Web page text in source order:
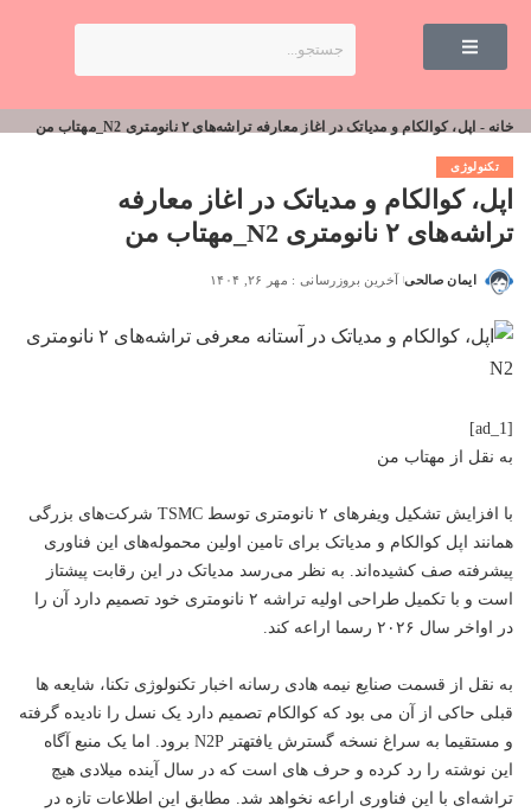
خانه - اپل، کوالکام و مدیاتک در اغاز معارفه تراشه‌های ۲ نانومتری N2_مهتاب من
تکنولوژی
اپل، کوالکام و مدیاتک در اغاز معارفه
تراشه‌های ۲ نانومتری N2_مهتاب من
ایمان صالحی آخرین بروزرسانی : مهر ۲۶, ۱۴۰۴
[ad_1]
به نقل از مهتاب من
با افزایش تشکیل ویفرهای ۲ نانومتری توسط TSMC شرکت‌های بزرگی
همانند اپل کوالکام و مدیاتک برای تامین اولین محموله‌های این فناوری
پیشرفته صف کشیده‌اند. به نظر می‌رسد مدیاتک در این رقابت پیشتاز
است و با تکمیل طراحی اولیه تراشه ۲ نانومتری خود تصمیم دارد آن را
در اواخر سال ۲۰۲۶ رسما اراعه کند.
به نقل از قسمت صنایع نیمه هادی رسانه اخبار تکنولوژی تکنا، شایعه ها
قبلی حاکی از آن می بود که کوالکام تصمیم دارد یک نسل را نادیده گرفته
و مستقیما به سراغ نسخه گسترش یافتهتر N2P برود. اما یک منبع آگاه
این نوشته را رد کرده و حرف های است که در سال آینده میلادی هیچ
تراشه‌ای با این فناوری اراعه نخواهد شد. مطابق این اطلاعات تازه در